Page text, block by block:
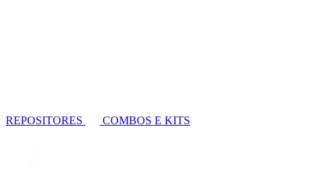
REPOSITORES COMBOS E KITS